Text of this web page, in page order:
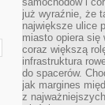
już wyraźnie, że
największe ulice
miasto opiera się
coraz większą
infrastruktura
do spacerów.
jak margines
z